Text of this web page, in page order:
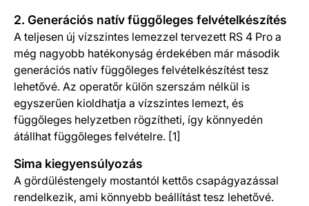
2. Generációs natív függőleges felvételkészítés
A teljesen új vízszintes lemezzel tervezett RS 4 Pro a
még nagyobb hatékonyság érdekében már második
generációs natív függőleges felvételkészítést tesz
lehetővé. Az operatőr külön szerszám nélkül is
egyszerűen kioldhatja a vízszintes lemezt, és
függőleges helyzetben rögzítheti, így könnyedén
átállhat függőleges felvételre. [1]
Sima kiegyensúlyozás
A gördüléstengely mostantól kettős csapágyazással
rendelkezik, ami könnyebb beállítást tesz lehetővé.